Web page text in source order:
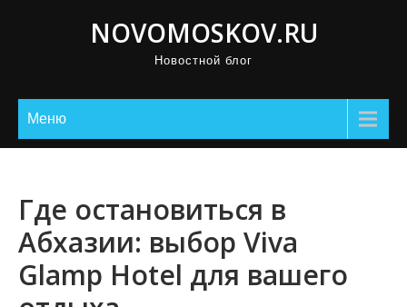
NOVOMOSKOV.RU
Новостной блог
Меню
Где остановиться в
Абхазии: выбор Viva
Glamp Hotel для вашего